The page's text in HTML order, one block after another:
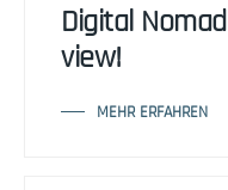
Digital
view!
MEHR ERFAHREN